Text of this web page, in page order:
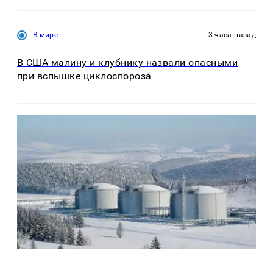
В мире 3 часа назад
В США малину и клубнику назвали опасными
при вспышке циклоспороза